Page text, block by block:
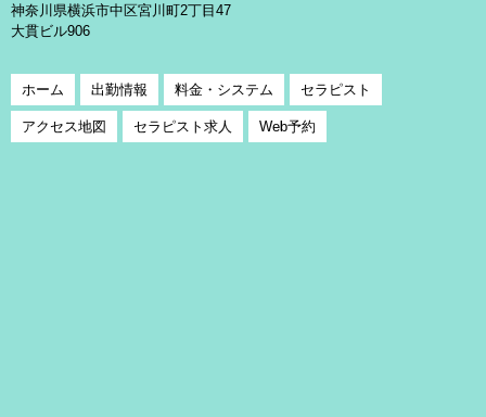
神奈川県横浜市中区宮川町2丁目47
大貫ビル906
ホーム 出勤情報 料金・システム セラピスト
アクセス地図 セラピスト求人 Web予約